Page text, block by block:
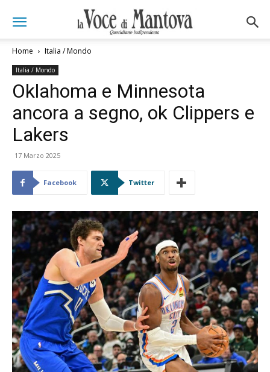
Home Italia / Mondo
Italia / Mondo
Oklahoma e Minnesota
ancora a segno, ok Clippers e
Lakers
17 Marzo 2025
Facebook Twitter